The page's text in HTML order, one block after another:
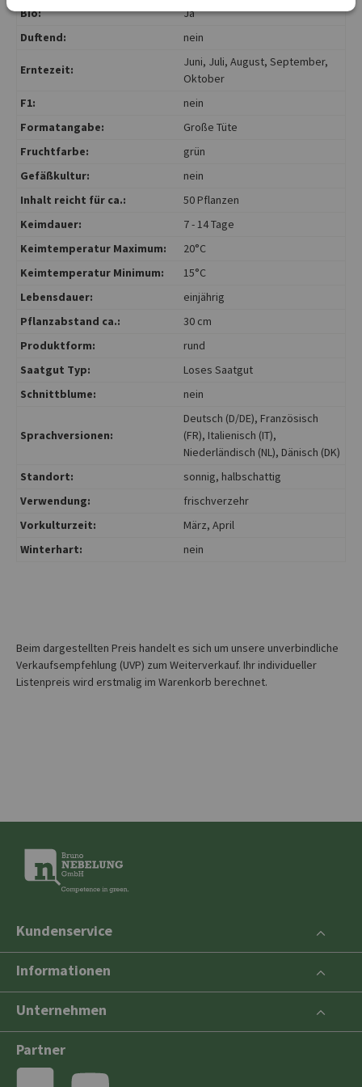
Bio:
Ja
Duftend:
nein
Erntezeit:
Juni, Juli, August, September,
Oktober
F1:
nein
Formatangabe:
Große Tüte
Fruchtfarbe:
grün
Gefäßkultur:
nein
Inhalt reicht für ca.:
50 Pflanzen
Keimdauer:
7 - 14 Tage
Keimtemperatur Maximum:
20°C
Keimtemperatur Minimum:
15°C
Lebensdauer:
einjährig
Pflanzabstand ca.:
30 cm
Produktform:
rund
Saatgut Typ:
Loses Saatgut
Schnittblume:
nein
Sprachversionen:
Deutsch (D/DE), Französisch
(FR), Italienisch (IT),
Niederländisch (NL), Dänisch (DK)
Standort:
sonnig, halbschattig
Verwendung:
frischverzehr
Vorkulturzeit:
März, April
Winterhart:
nein
Beim dargestellten Preis handelt es sich um unsere unverbindliche
Verkaufsempfehlung (UVP) zum Weiterverkauf. Ihr individueller
Listenpreis wird erstmalig im Warenkorb berechnet.
Kundenservice
Informationen
Unternehmen
Partner